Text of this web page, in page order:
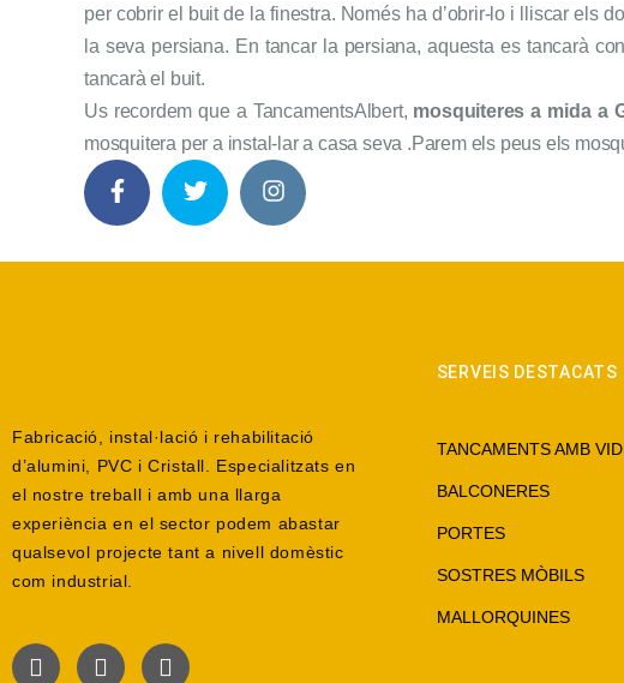
per cobrir el buit de la finestra. Només ha d’obrir-lo i lliscar els
la seva persiana. En tancar la persiana, aquesta es tancarà
tancarà el buit.
Us recordem que a TancamentsAlbert, mosquiteres a mida a
mosquitera per a instal-lar a casa seva .Parem els peus els
Fabricació, instal·lació i rehabilitació
d’alumini, PVC i Cristall. Especialitzats en
el nostre treball i amb una llarga
experiència en el sector podem abastar
qualsevol projecte tant a nivell domèstic
com industrial.
SERVEIS DESTACATS
TANCAMENTS AMB
BALCONERES
PORTES
SOSTRES MÒBILS
MALLORQUINES